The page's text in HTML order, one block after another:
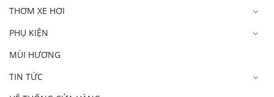
THƠM XE HƠI
PHỤ KIỆN
MÙI HƯƠNG
TIN TỨC